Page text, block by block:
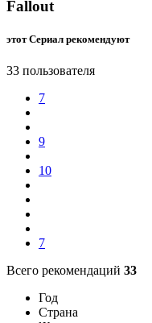
Fallout
этот Сериал рекомендуют
33 пользователя
7
9
10
7
Всего рекомендаций 33
Год
Страна